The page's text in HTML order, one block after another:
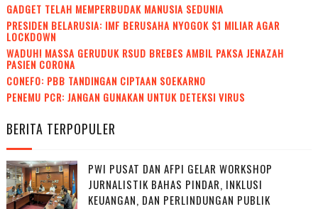
GADGET TELAH MEMPERBUDAK MANUSIA SEDUNIA
PRESIDEN BELARUSIA: IMF BERUSAHA NYOGOK $1 MILIAR AGAR
LOCKDOWN
WADUH! MASSA GERUDUK RSUD BREBES AMBIL PAKSA JENAZAH
PASIEN CORONA
CONEFO: PBB TANDINGAN CIPTAAN SOEKARNO
PENEMU PCR: JANGAN GUNAKAN UNTUK DETEKSI VIRUS
BERITA TERPOPULER
PWI PUSAT DAN AFPI GELAR WORKSHOP
JURNALISTIK BAHAS PINDAR, INKLUSI
KEUANGAN, DAN PERLINDUNGAN PUBLIK